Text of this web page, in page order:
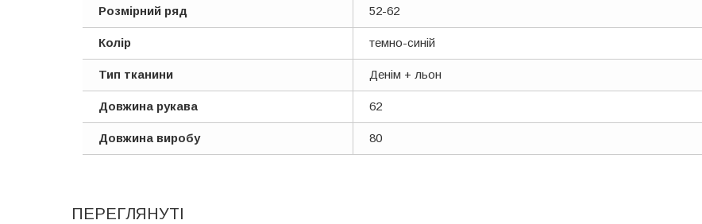
Розмірний ряд 52-62
Колір темно-синій
Тип тканини Денім + льон
Довжина рукава 62
Довжина виробу 80
ПЕРЕГЛЯНУТІ